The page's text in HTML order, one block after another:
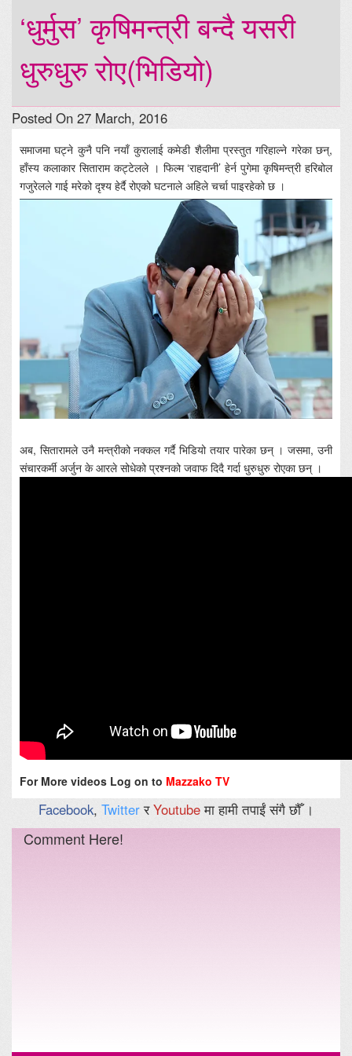
‘धुर्मुस’ कृषिमन्त्री बन्दै यसरी
धुरुधुरु रोए(भिडियो)
Posted On 27 March, 2016
समाजमा घट्ने कुनै पनि नयाँ कुरालाई कमेडी शैलीमा प्रस्तुत गरिहाल्ने गरेका छन्,
हाँस्य कलाकार सिताराम कट्टेलले । फिल्म ‘राहदानी’ हेर्न पुगेमा कृषिमन्त्री हरिबोल
गजुरेलले गाई मरेको दृश्य हेर्दै रोएको घटनाले अहिले चर्चा पाइरहेको छ ।
अब, सितारामले उनै मन्त्रीको नक्कल गर्दै भिडियो तयार पारेका छन् । जसमा, उनी
संचारकर्मी अर्जुन के आरले सोधेको प्रश्नको जवाफ दिदै गर्दा धुरुधुरु रोएका छन् ।
For More videos Log on to Mazzako TV
Facebook, TwitterरYoutubeमा हामी तपाईं संगै छौँ ।
Comment Here!